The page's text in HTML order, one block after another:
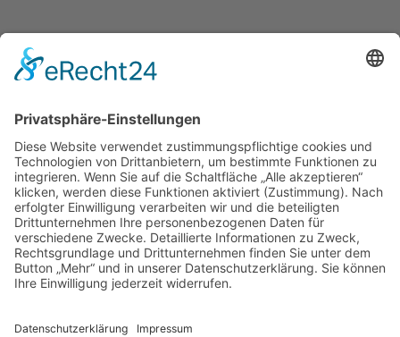
vorpommerncloud ist eine Marke der: